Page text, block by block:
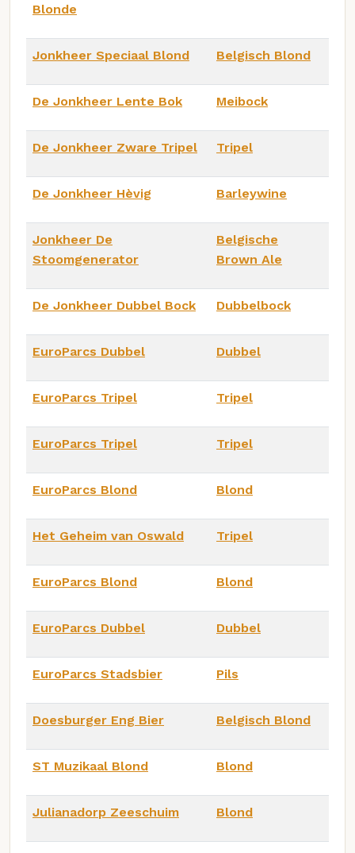
Blonde
Jonkheer Speciaal Blond Belgisch Blond
De Jonkheer Lente Bok Meibock
De Jonkheer Zware Tripel Tripel
De Jonkheer Hèvig Barleywine
Jonkheer De
Stoomgenerator
Belgische
Brown Ale
De Jonkheer Dubbel Bock Dubbelbock
EuroParcs Dubbel Dubbel
EuroParcs Tripel Tripel
EuroParcs Tripel Tripel
EuroParcs Blond Blond
Het Geheim van Oswald Tripel
EuroParcs Blond Blond
EuroParcs Dubbel Dubbel
EuroParcs Stadsbier Pils
Doesburger Eng Bier Belgisch Blond
ST Muzikaal Blond Blond
Julianadorp Zeeschuim Blond